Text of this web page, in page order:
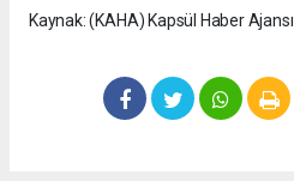
Kaynak: (KAHA) Kapsül Haber Ajansı